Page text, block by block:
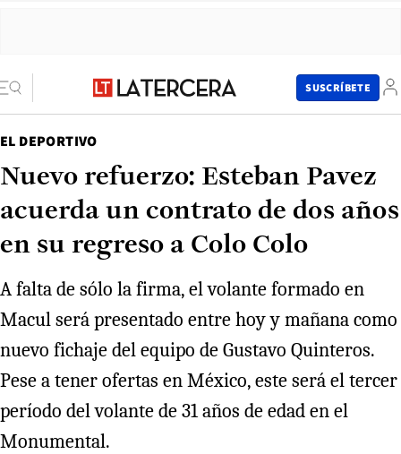
SUSCRÍBETE
EL DEPORTIVO
Nuevo refuerzo: Esteban Pavez
acuerda un contrato de dos años
en su regreso a Colo Colo
A falta de sólo la firma, el volante formado en
Macul será presentado entre hoy y mañana como
nuevo fichaje del equipo de Gustavo Quinteros.
Pese a tener ofertas en México, este será el tercer
período del volante de 31 años de edad en el
Monumental.